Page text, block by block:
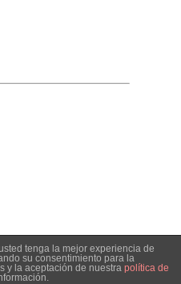
tenga la mejor experiencia de
su consentimiento para la
y la aceptación de nuestra política de